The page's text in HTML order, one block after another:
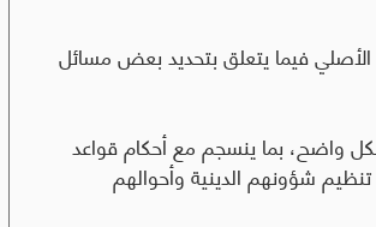
فقرات لنص المادة 4 من القانون الأصلي فيما يتعلق بتحديد بعض مسائل
واضح، بما ينسجم مع أحكام قواعد
شؤونهم الدينية وأحوالهم